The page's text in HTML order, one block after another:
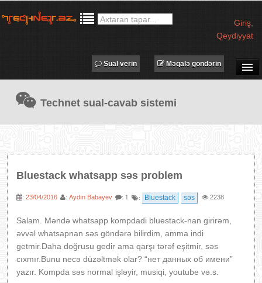
Giriş
Qeydiyyat
TECHNET TV
MƏQALƏLƏR
PROQRAMLAR
AVADANLIQLAR
IT LÜĞƏT
XƏBƏRLƏR
Məqalə göndərin
Sual verin
Technet sual-cavab sistemi
Bluestack whatsapp səs problem
: 23/04/2016 : Aydın Babayev : 1 : Bluestack səs 2238
Salam. Məndə whatsapp kompdadi bluestack-nan girirəm,
əvvəl whatsapnan səs göndərə bilirdim, amma indi
getmir.Daha doğrusu gedir ama qarşı tərəf eşitmir, səs
cıxmır.Bunu necə düzəltmək olar? “нет данных об имени”
yazır. Kompda səs normal işləyir, musiqi, youtube və.s.